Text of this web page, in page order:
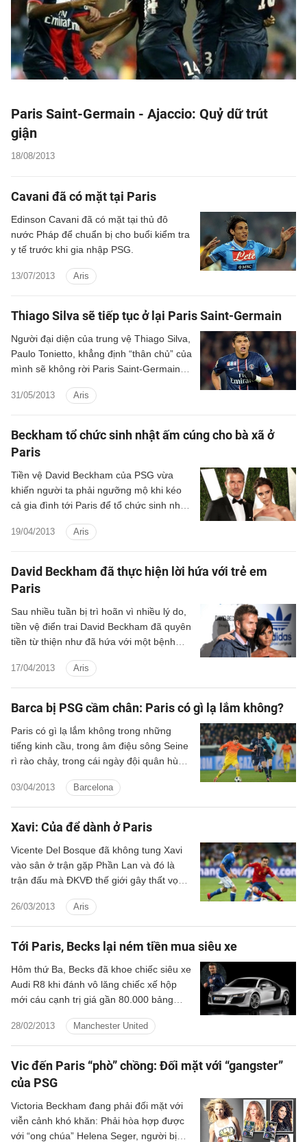
Paris Saint-Germain - Ajaccio: Quỷ dữ trút
giận
18/08/2013
Cavani đã có mặt tại Paris
13/07/2013 Aris
Edinson Cavani đã có mặt tại thủ đô
nước Pháp để chuẩn bị cho buổi kiểm tra
y tế trước khi gia nhập PSG.
Thiago Silva sẽ tiếp tục ở lại Paris Saint-Germain
31/05/2013 Aris
Người đại diện của trung vệ Thiago Silva,
Paulo Tonietto, khẳng định “thân chủ” của
mình sẽ không rời Paris Saint-Germain
gắng chèo kéo anh.
Beckham tổ chức sinh nhật ấm cúng cho bà xã ở
Paris
19/04/2013 Aris
Tiền vệ David Beckham của PSG vừa
khiến người ta phải ngưỡng mộ khi kéo
cả gia đình tới Paris để tổ chức sinh nhật
David Beckham đã thực hiện lời hứa với trẻ em
Paris
17/04/2013 Aris
Sau nhiều tuần bị trì hoãn vì nhiều lý do,
tiền vệ điển trai David Beckham đã quyên
tiền từ thiện như đã hứa với một bệnh
Barca bị PSG cầm chân: Paris có gì lạ lắm không?
03/04/2013 Barcelona
Paris có gì lạ lắm không trong những
tiếng kinh cầu, trong âm điệu sông Seine
rì rào chảy, trong cái ngày đội quân hùng
ở những giây phút cuối cùng. Không,
chẳng lạ gì. Đơn giản, Barca đã lạc vào
mê cung được giăng sẵn của PSG cũng
toàn trước vẻ đẹp hút hồn của Paris thơ
mộng ấy.
Xavi: Của để dành ở Paris
26/03/2013 Aris
Vicente Del Bosque đã không tung Xavi
vào sân ở trận gặp Phần Lan và đó là
trận đấu mà ĐKVĐ thế giới gây thất vọng
sân State de France, tiền vệ của Barca
sẽ trở lại và mang đến hy vọng về một
chiến thắng trước người Pháp.
Tới Paris, Becks lại ném tiền mua siêu xe
28/02/2013 Manchester United
Hôm thứ Ba, Becks đã khoe chiếc siêu xe
Audi R8 khi đánh vô lăng chiếc xế hộp
mới cáu cạnh trị giá gần 80.000 bảng
Vic đến Paris “phò” chồng: Đối mặt với “gangster”
của PSG
Victoria Beckham đang phải đối mặt với
viễn cảnh khó khăn: Phải hòa hợp được
với “ong chúa” Helena Seger, người bị